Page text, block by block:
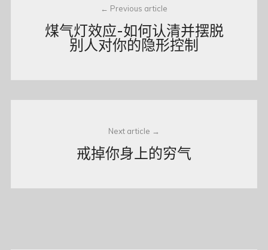
navigationPrevious article
煤气灯效应-如何认清并摆脱
别人对你的隐形控制
Next article
戒掉你身上的穷气